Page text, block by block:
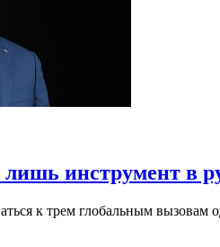
инструмент в
к трем глобальным